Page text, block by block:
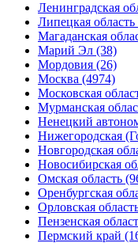
Ленинградская
Липецкая область
Магаданская
Марий Эл (38)
Мордовия (26)
Москва (4974)
Московская
Мурманская
Ненецкий
Нижегородская
Новгородская
Новосибирская
Омская область
Оренбургская
Орловская
Пензенская
Пермский край